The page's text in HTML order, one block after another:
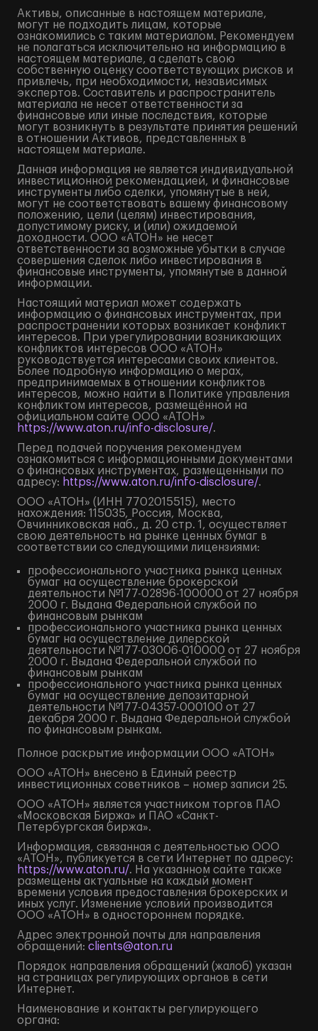
Активы, описанные в настоящем материале,
могут не подходить лицам, которые
ознакомились с таким материалом. Рекомендуем
не полагаться исключительно на информацию в
настоящем материале, а сделать свою
собственную оценку соответствующих рисков и
привлечь, при необходимости, независимых
экспертов. Составитель и распространитель
материала не несет ответственности за
финансовые или иные последствия, которые
могут возникнуть в результате принятия решений
в отношении Активов, представленных в
настоящем материале.
Данная информация не является индивидуальной
инвестиционной рекомендацией, и финансовые
инструменты либо сделки, упомянутые в ней,
могут не соответствовать вашему финансовому
положению, цели (целям) инвестирования,
допустимому риску, и (или) ожидаемой
доходности. ООО «АТОН» не несет
ответственности за возможные убытки в случае
совершения сделок либо инвестирования в
финансовые инструменты, упомянутые в данной
информации.
Настоящий материал может содержать
информацию о финансовых инструментах, при
распространении которых возникает конфликт
интересов. При урегулировании возникающих
конфликтов интересов ООО «АТОН»
руководствуется интересами своих клиентов.
Более подробную информацию о мерах,
предпринимаемых в отношении конфликтов
интересов, можно найти в Политике управления
конфликтом интересов, размещённой на
официальном сайте ООО «АТОН»
https://www.aton.ru/info-disclosure/.
Перед подачей поручения рекомендуем
ознакомиться с информационными документами
о финансовых инструментах, размещенными по
адресу: https://www.aton.ru/info-disclosure/.
ООО «АТОН» (ИНН 7702015515), место
нахождения: 115035, Россия, Москва,
Овчинниковская наб., д. 20 стр. 1, осуществляет
свою деятельность на рынке ценных бумаг в
соответствии со следующими лицензиями:
профессионального участника рынка ценных
бумаг на осуществление брокерской
деятельности №177-02896-100000 от 27 ноября
2000 г. Выдана Федеральной службой по
финансовым рынкам
профессионального участника рынка ценных
бумаг на осуществление дилерской
деятельности №177-03006-010000 от 27 ноября
2000 г. Выдана Федеральной службой по
финансовым рынкам
профессионального участника рынка ценных
бумаг на осуществление депозитарной
деятельности №177-04357-000100 от 27
декабря 2000 г. Выдана Федеральной службой
по финансовым рынкам.
Полное раскрытие информации ООО «АТОН»
ООО «АТОН» внесено в Единый реестр
инвестиционных советников – номер записи 25.
ООО «АТОН» является участником торгов ПАО
«Московская Биржа» и ПАО «Санкт-
Петербургская биржа».
Информация, связанная с деятельностью ООО
«АТОН», публикуется в сети Интернет по адресу:
https://www.aton.ru/. На указанном сайте также
размещены актуальные на каждый момент
времени условия предоставления брокерских и
иных услуг. Изменение условий производится
ООО «АТОН» в одностороннем порядке.
Адрес электронной почты для направления
обращений: clients@aton.ru
Порядок направления обращений (жалоб) указан
на страницах регулирующих органов в сети
Интернет.
Наименование и контакты регулирующего
органа: